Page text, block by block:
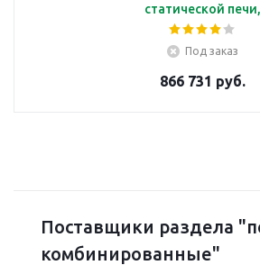
статической печи,
расстоечного шкафа
Kocateq FR Combi M
Под заказ
866 731 руб.
Поставщики раздела
комбинированные"